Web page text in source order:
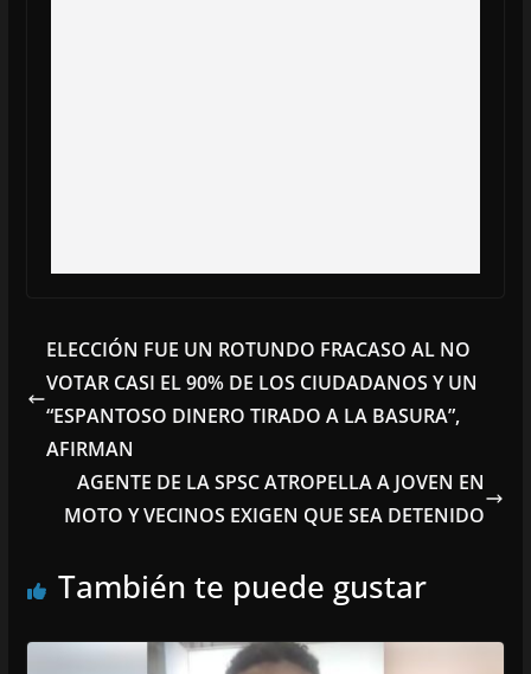
ELECCIÓN FUE UN ROTUNDO FRACASO AL NO
VOTAR CASI EL 90% DE LOS CIUDADANOS Y UN
“ESPANTOSO DINERO TIRADO A LA BASURA”,
AFIRMAN
AGENTE DE LA SPSC ATROPELLA A JOVEN EN
MOTO Y VECINOS EXIGEN QUE SEA DETENIDO
También te puede gustar